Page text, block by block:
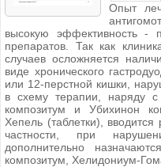
Опыт
высокую эффективность -
препаратов. Так как
случаев осложняется
виде хронического
или 12-перстной кишки,
в схему терапии, наряду
композитум и Убихинон
Хепель (таблетки),
частности, при
дополнительно
композитум, Хелидониум-